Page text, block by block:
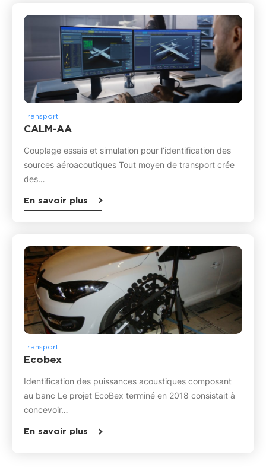
Transport
CALM-AA
Couplage essais et simulation pour l’identification des
sources aéroacoutiques Tout moyen de transport crée
des…
En savoir plus
Transport
Ecobex
Identification des puissances acoustiques composant
au banc Le projet EcoBex terminé en 2018 consistait à
concevoir…
En savoir plus